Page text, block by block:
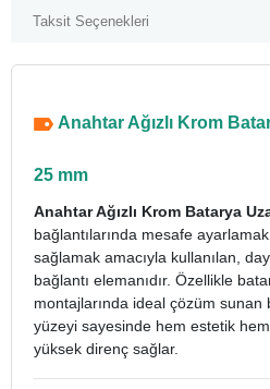
Taksit Seçenekleri
Anahtar Ağızlı Krom
25 mm
Anahtar Ağızlı Krom Batarya
bağlantılarında mesafe
sağlamak amacıyla kullanılan,
bağlantı elemanıdır. Özellikle
montajlarında ideal çözüm
yüzeyi sayesinde hem estetik
yüksek direnç sağlar.